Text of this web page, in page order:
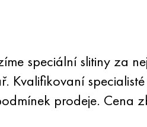
speciální slitiny za
Kvalifikovaní
prodeje. Cena